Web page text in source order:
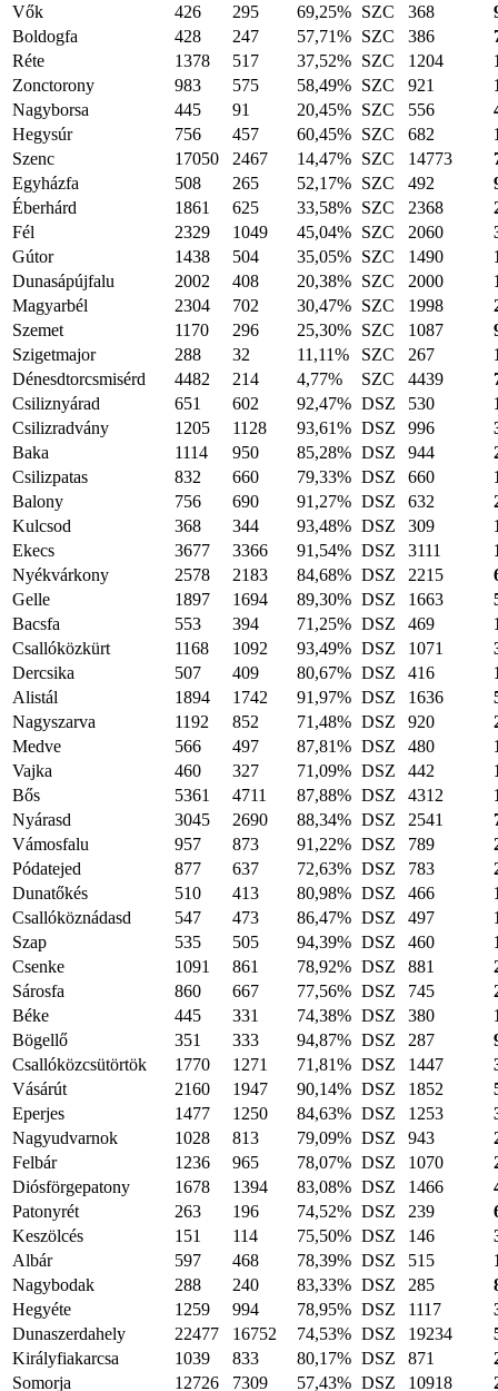
Vők
426 295 69,25% SZC 368
Boldogfa
428 247 57,71% SZC 386
Réte
1378 517 37,52% SZC 1204
Zonctorony
983 575 58,49% SZC 921
Nagyborsa
445 91 20,45% SZC 556
Hegysúr
756 457 60,45% SZC 682
Szenc
17050 2467 14,47% SZC 14773
Egyházfa
508 265 52,17% SZC 492
Éberhárd
1861 625 33,58% SZC 2368
Fél
2329 1049 45,04% SZC 2060
Gútor
1438 504 35,05% SZC 1490
Dunasápújfalu
2002 408 20,38% SZC 2000
Magyarbél
2304 702 30,47% SZC 1998
Szemet
1170 296 25,30% SZC 1087
Szigetmajor
288 32 11,11% SZC 267
Dénesdtorcsmisérd
4482 214 4,77% SZC 4439
Csiliznyárad
651 602 92,47% DSZ 530
Csilizradvány
1205 1128 93,61% DSZ 996
Baka
1114 950 85,28% DSZ 944
Csilizpatas
832 660 79,33% DSZ 660
Balony
756 690 91,27% DSZ 632
Kulcsod
368 344 93,48% DSZ 309
Ekecs
3677 3366 91,54% DSZ 3111
Nyékvárkony
2578 2183 84,68% DSZ 2215
Gelle
1897 1694 89,30% DSZ 1663
Bacsfa
553 394 71,25% DSZ 469
Csallóközkürt
1168 1092 93,49% DSZ 1071
Dercsika
507 409 80,67% DSZ 416
Alistál
1894 1742 91,97% DSZ 1636
Nagyszarva
1192 852 71,48% DSZ 920
Medve
566 497 87,81% DSZ 480
Vajka
460 327 71,09% DSZ 442
Bős
5361 4711 87,88% DSZ 4312
Nyárasd
3045 2690 88,34% DSZ 2541
Vámosfalu
957 873 91,22% DSZ 789
Pódatejed
877 637 72,63% DSZ 783
Dunatőkés
510 413 80,98% DSZ 466
Csallóköznádasd
547 473 86,47% DSZ 497
Szap
535 505 94,39% DSZ 460
Csenke
1091 861 78,92% DSZ 881
Sárosfa
860 667 77,56% DSZ 745
Béke
445 331 74,38% DSZ 380
Bögellő
351 333 94,87% DSZ 287
Csallóközcsütörtök
1770 1271 71,81% DSZ 1447
Vásárút
2160 1947 90,14% DSZ 1852
Eperjes
1477 1250 84,63% DSZ 1253
Nagyudvarnok
1028 813 79,09% DSZ 943
Felbár
1236 965 78,07% DSZ 1070
Diósförgepatony
1678 1394 83,08% DSZ 1466
Patonyrét
263 196 74,52% DSZ 239
Keszölcés
151 114 75,50% DSZ 146
Albár
597 468 78,39% DSZ 515
Nagybodak
288 240 83,33% DSZ 285
Hegyéte
1259 994 78,95% DSZ 1117
Dunaszerdahely
22477 16752 74,53% DSZ 19234
Királyfiakarcsa
1039 833 80,17% DSZ 871
Somorja
12726 7309 57,43% DSZ 10918